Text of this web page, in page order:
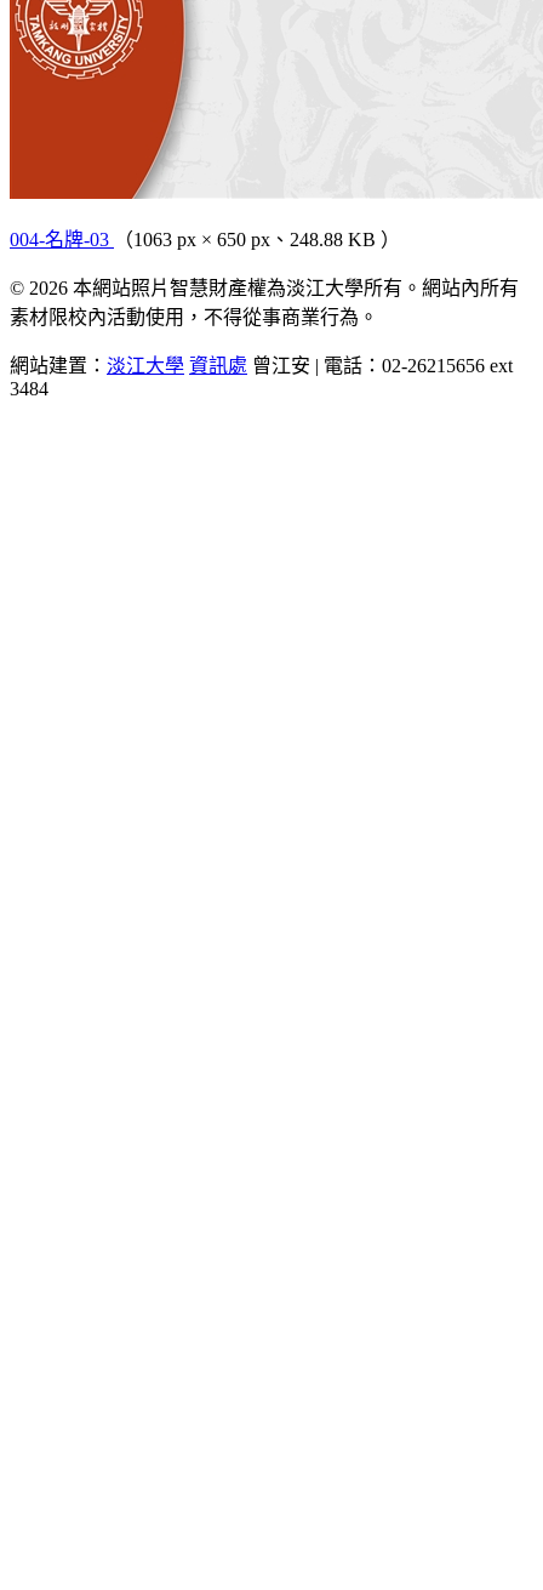
004-名牌-03 （1063 px × 650 px、248.88 KB ）
© 2026 本網站照片智慧財產權為淡江大學所有。網站內所有
素材限校內活動使用，不得從事商業行為。
網站建置： 淡江大學 資訊處 曾江安 | 電話：02-26215656 ext
3484